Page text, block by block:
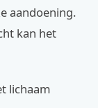
aandoening.
kan het
lichaam